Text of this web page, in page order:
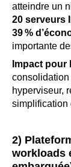
atteindre un
20 serveurs
39% d
importante
Impact
hyperviseur,
simplification
2)
workloads